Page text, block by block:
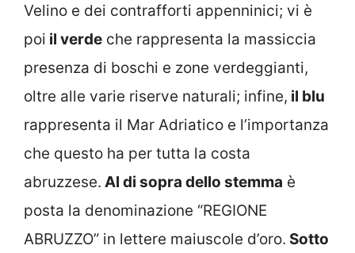
Velino e dei contrafforti appenninici; vi è
poi il verde che rappresenta la massiccia
presenza di boschi e zone verdeggianti,
oltre alle varie riserve naturali; infine, il blu
rappresenta il Mar Adriatico e l’importanza
che questo ha per tutta la costa
abruzzese. Al di sopra dello stemma è
posta la denominazione “REGIONE
ABRUZZO” in lettere maiuscole d’oro. Sotto